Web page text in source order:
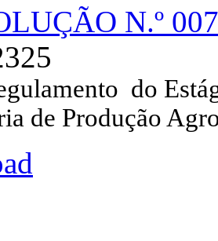
N.º
gulamento do
de Produção